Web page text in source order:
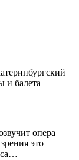
и балета
опера
это